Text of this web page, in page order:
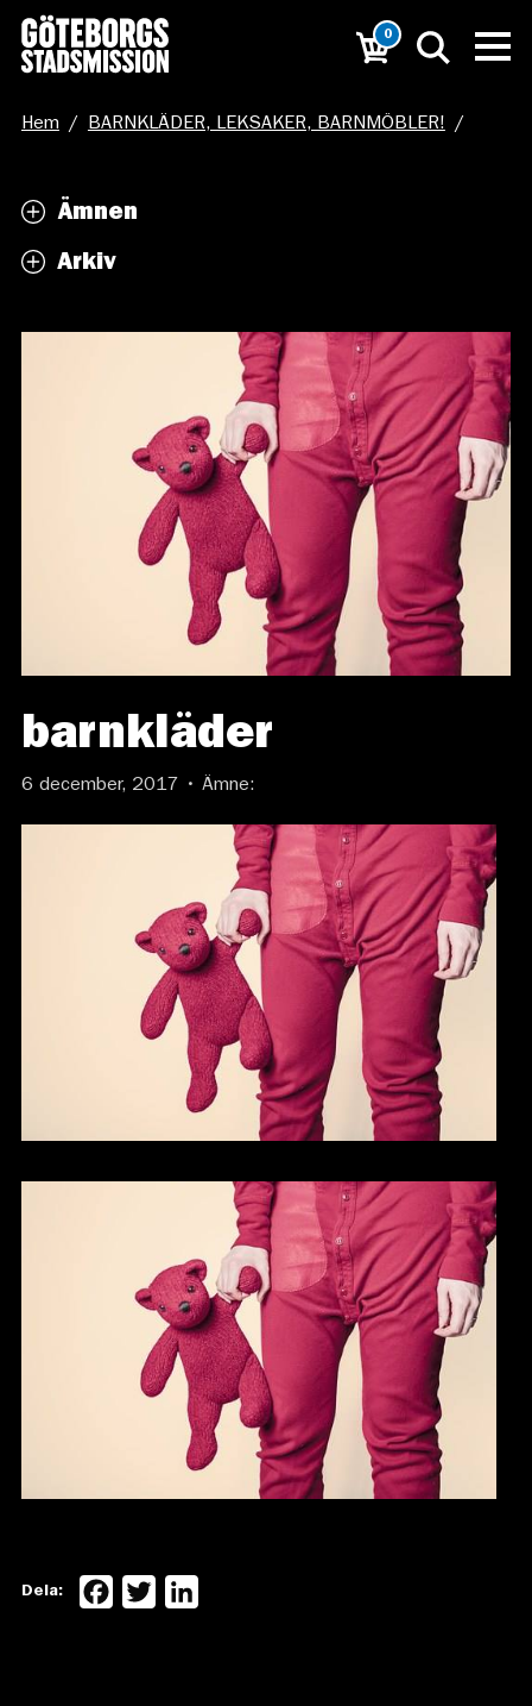
0
Hem / BARNKLÄDER, LEKSAKER, BARNMÖBLER! /
Ämnen
Arkiv
barnkläder
6 december, 2017 • Ämne:
Dela: Facebook
Twitter